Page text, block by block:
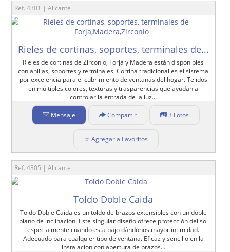
Ref. 4301 | Alicante
Rieles de cortinas, soportes, terminales de...
Rieles de cortinas de Zirconio, Forja y Madera están disponibles
con anillas, soportes y terminales. Cortina tradicional es el sistema
por excelencia para el cubrimiento de ventanas del hogar. Tejidos
en múltiples colores, texturas y trasparencias que ayudan a
controlar la entrada de la luz...
Mensaje Compartir 3 Fotos
☆ Agregar a Favoritos
Ref. 4305 | Alicante
Toldo Doble Caida
Toldo Doble Caida es un toldo de brazos extensibles con un doble
plano de inclinación. Este singular diseño ofrece protección del sol
especialmente cuando esta bajo dándonos mayor intimidad.
Adecuado para cualquier tipo de ventana. Eficaz y sencillo en la
instalacion con apertura de brazos...